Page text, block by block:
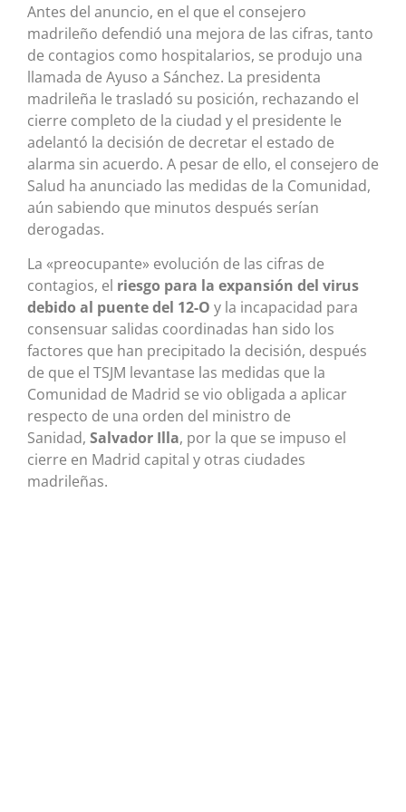
Antes del anuncio, en el que el consejero
madrileño defendió una mejora de las cifras, tanto
de contagios como hospitalarios, se produjo una
llamada de Ayuso a Sánchez. La presidenta
madrileña le trasladó su posición, rechazando el
cierre completo de la ciudad y el presidente le
adelantó la decisión de decretar el estado de
alarma sin acuerdo. A pesar de ello, el consejero de
Salud ha anunciado las medidas de la Comunidad,
aún sabiendo que minutos después serían
derogadas.
La «preocupante» evolución de las cifras de
contagios, el riesgo para la expansión del virus
debido al puente del 12-O y la incapacidad para
consensuar salidas coordinadas han sido los
factores que han precipitado la decisión, después
de que el TSJM levantase las medidas que la
Comunidad de Madrid se vio obligada a aplicar
respecto de una orden del ministro de
Sanidad, Salvador Illa, por la que se impuso el
cierre en Madrid capital y otras ciudades
madrileñas.